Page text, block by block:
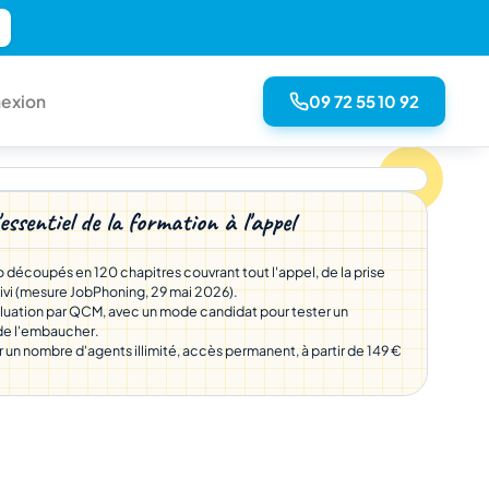
09 72 55 10 92
de la formation à l'appel
découpés en 120 chapitres couvrant tout l'appel, de la prise
(mesure JobPhoning, 29 mai 2026).
par QCM, avec un mode candidat pour tester un
l'embaucher.
nombre d'agents illimité, accès permanent, à partir de 149 €